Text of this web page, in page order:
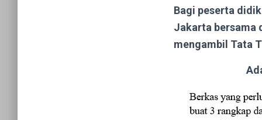
Bagi peserta
Jakarta bersama
mengambil Tata